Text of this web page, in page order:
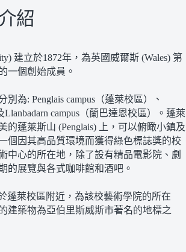
紹
建立於1872年，為英國威爾斯 (Wales) 第
一個創始成員。
為: Penglais campus（蓬萊校區）、
Llanbadarn campus（蘭巴達恩校區）。蓬萊
蓬萊斯山 (Penglais) 上，可以俯瞰小鎮及
個因其高品質環境而獲得綠色標誌獎的校
中心的所在地，除了設有精品電影院、劇
的展覽與各式咖啡館和酒吧。
蓬萊校區附近，為該校藝術學院的所在
建築物為亞伯里斯威斯市著名的地標之